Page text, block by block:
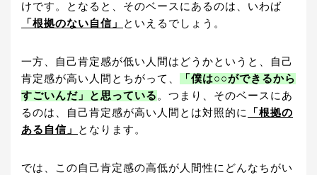
けです。となると、そのベースにあるのは、いわば
「根拠のない自信」
といえるでしょう。
一方、自己肯定感が低い人間はどうかというと、自己
肯定感が高い人間とちがって、
「僕は○○ができるから
すごいんだ」と思っている。つまり、そのベースにあ
るのは、自己肯定感が高い人間とは対照的に
「根拠の
ある自信」
となります。
では、この自己肯定感の高低が人間性にどんなちがい